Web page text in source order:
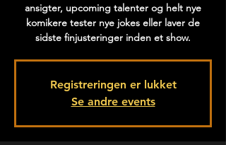
ansigter, upcoming talenter og helt nye
komikere tester nye jokes eller laver de
sidste finjusteringer inden et show.
Registreringen er lukket
Se andre events